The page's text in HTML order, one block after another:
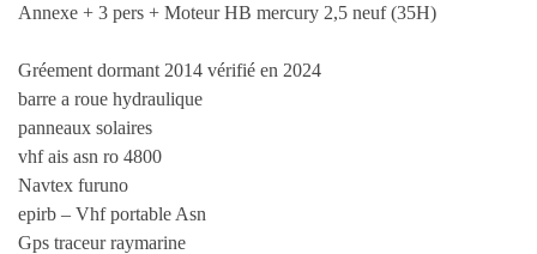
Annexe + 3 pers + Moteur HB mercury 2,5 neuf (35H)
Gréement dormant 2014 vérifié en 2024
barre a roue hydraulique
panneaux solaires
vhf ais asn ro 4800
Navtex furuno
epirb – Vhf portable Asn
Gps traceur raymarine